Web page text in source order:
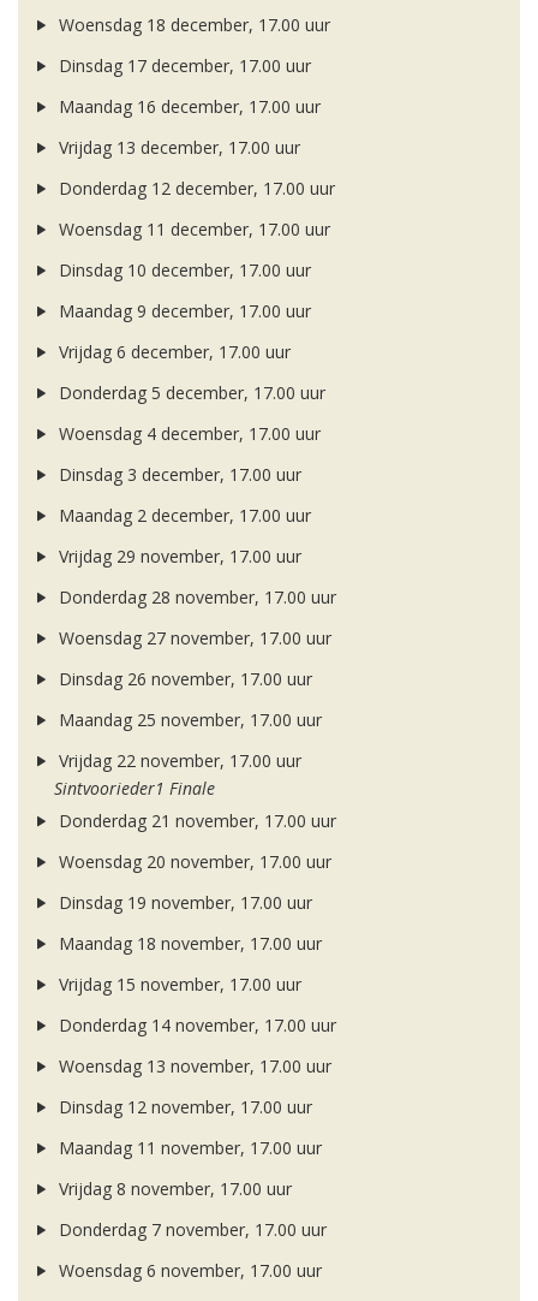
Woensdag 18 december, 17.00 uur
Dinsdag 17 december, 17.00 uur
Maandag 16 december, 17.00 uur
Vrijdag 13 december, 17.00 uur
Donderdag 12 december, 17.00 uur
Woensdag 11 december, 17.00 uur
Dinsdag 10 december, 17.00 uur
Maandag 9 december, 17.00 uur
Vrijdag 6 december, 17.00 uur
Donderdag 5 december, 17.00 uur
Woensdag 4 december, 17.00 uur
Dinsdag 3 december, 17.00 uur
Maandag 2 december, 17.00 uur
Vrijdag 29 november, 17.00 uur
Donderdag 28 november, 17.00 uur
Woensdag 27 november, 17.00 uur
Dinsdag 26 november, 17.00 uur
Maandag 25 november, 17.00 uur
Vrijdag 22 november, 17.00 uur
Sintvoorieder1 Finale
Donderdag 21 november, 17.00 uur
Woensdag 20 november, 17.00 uur
Dinsdag 19 november, 17.00 uur
Maandag 18 november, 17.00 uur
Vrijdag 15 november, 17.00 uur
Donderdag 14 november, 17.00 uur
Woensdag 13 november, 17.00 uur
Dinsdag 12 november, 17.00 uur
Maandag 11 november, 17.00 uur
Vrijdag 8 november, 17.00 uur
Donderdag 7 november, 17.00 uur
Woensdag 6 november, 17.00 uur